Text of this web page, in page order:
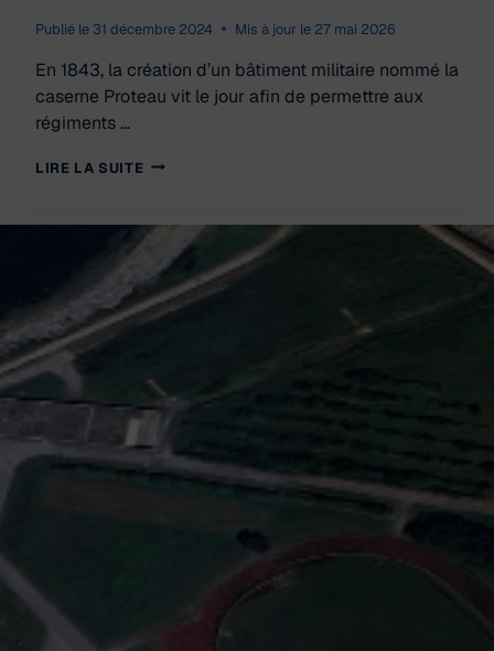
Publié le 31 décembre 2024 Mis à jour le 27 mai 2026
En 1843, la création d’un bâtiment militaire nommé la
caserne Proteau vit le jour afin de permettre aux
régiments …
LIRE LA SUITE CASERNE
COLLECTION
PRIVÉ
DE
BRUNO
W.